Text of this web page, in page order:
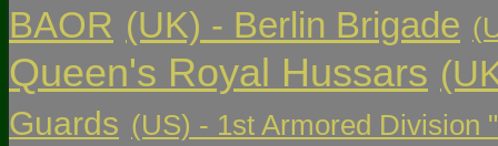
BAOR (UK) - Berlin Brigade
Queen's Royal Hussars
Guards (US) - 1st Armored Division